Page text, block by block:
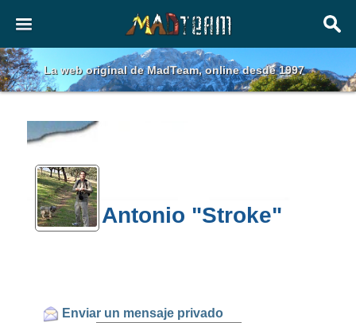
La web original de MadTeam, online desde 1997
Antonio "Stroke"
Enviar un mensaje privado